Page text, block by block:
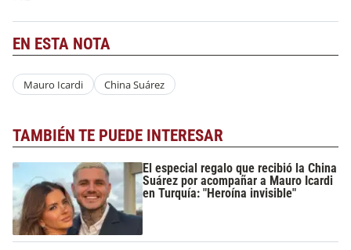
EN ESTA NOTA
Mauro Icardi China Suárez
TAMBIÉN TE PUEDE INTERESAR
El especial regalo que recibió la China
Suárez por acompañar a Mauro Icardi
en Turquía: "Heroína invisible"